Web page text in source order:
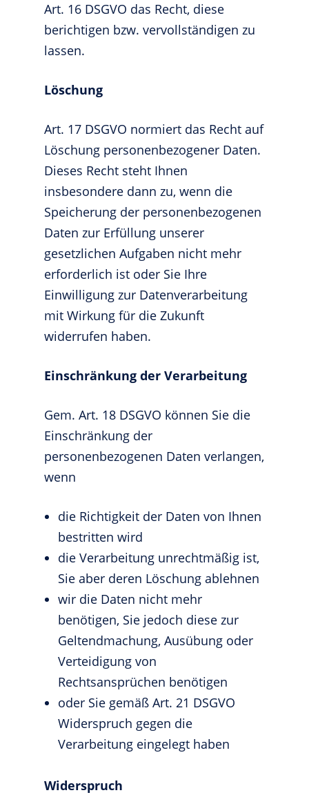
Art. 16 DSGVO das Recht, diese
berichtigen bzw. vervollständigen zu
lassen.
Löschung
Art. 17 DSGVO normiert das Recht auf
Löschung personenbezogener Daten.
Dieses Recht steht Ihnen
insbesondere dann zu, wenn die
Speicherung der personenbezogenen
Daten zur Erfüllung unserer
gesetzlichen Aufgaben nicht mehr
erforderlich ist oder Sie Ihre
Einwilligung zur Datenverarbeitung
mit Wirkung für die Zukunft
widerrufen haben.
Einschränkung der Verarbeitung
Gem. Art. 18 DSGVO können Sie die
Einschränkung der
personenbezogenen Daten verlangen,
wenn
die Richtigkeit der Daten von Ihnen
bestritten wird
die Verarbeitung unrechtmäßig ist,
Sie aber deren Löschung ablehnen
wir die Daten nicht mehr
benötigen, Sie jedoch diese zur
Geltendmachung, Ausübung oder
Verteidigung von
Rechtsansprüchen benötigen
oder Sie gemäß Art. 21 DSGVO
Widerspruch gegen die
Verarbeitung eingelegt haben
Widerspruch